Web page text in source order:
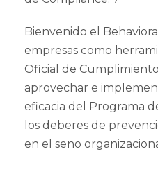
Bienvenido el
empresas como
Oficial de
aprovechar e
eficacia del Programa
los deberes de
en el seno